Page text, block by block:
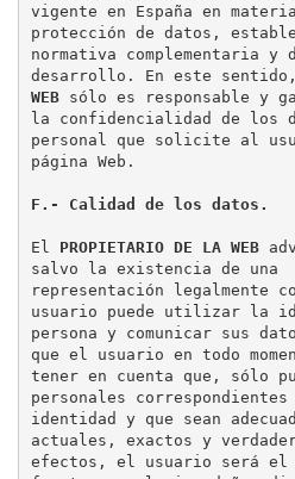
vigente en España en
protección de datos,
normativa complementaria y
desarrollo. En este
WEB sólo es responsable y
la confidencialidad de los
personal que solicite al
página Web.
F.- Calidad de los datos.
El PROPIETARIO DE LA WEB
salvo la existencia de una
representación legalmente
usuario puede utilizar la
persona y comunicar sus
que el usuario en todo
tener en cuenta que, sólo
personales
identidad y que sean
actuales, exactos y
efectos, el usuario será el